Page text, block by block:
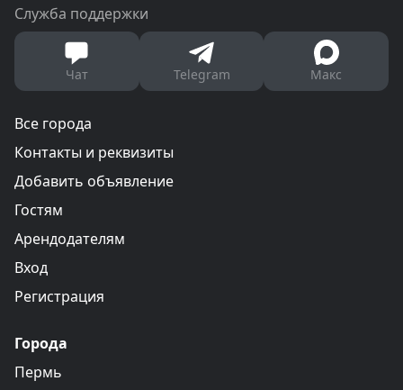
Служба поддержки
Чат Telegram Макс
Все города
Контакты и реквизиты
Добавить объявление
Гостям
Арендодателям
Вход
Регистрация
Города
Пермь